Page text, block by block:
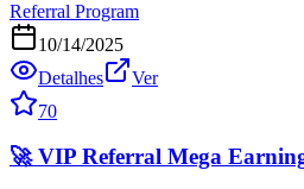
Referral Program
10/14/2025
Detalhes
Ver
70
🚀 VIP Referral Mega